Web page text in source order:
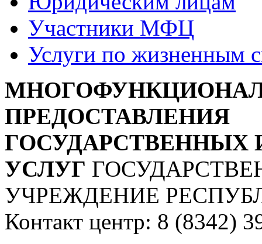
Участники МФЦ
Услуги по жизненным
ПРЕДОСТАВЛЕНИЯ
УСЛУГ
УЧРЕЖДЕНИЕ
Контакт центр: 8 (8342)